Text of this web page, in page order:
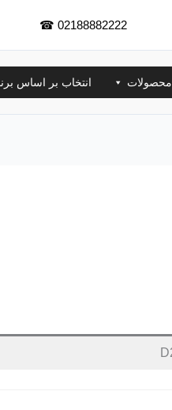
02188882222
☎
محصولات انتخاب بر اساس